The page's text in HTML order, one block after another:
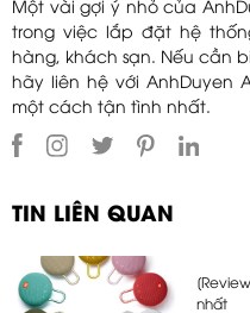
Một vài gợi ý nhỏ của
trong việc lắp đặt hệ
hàng, khách sạn. Nếu cần
hãy liên hệ với AnhDuyen
một cách tận tình nhất.
TIN LIÊN QUAN
nhất